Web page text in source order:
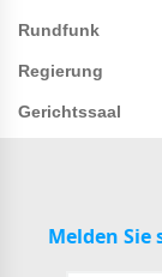
Rundfunk
Regierung
Gerichtssaal
Melden